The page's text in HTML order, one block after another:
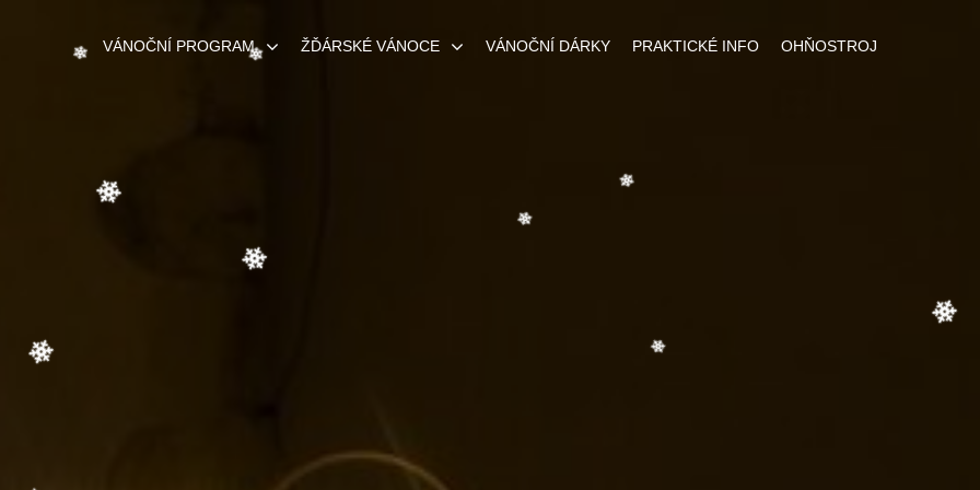
VÁNOČNÍ PROGRAM ŽĎÁRSKÉ VÁNOCE VÁNOČNÍ DÁRKY PRAKTICKÉ INFO OHŇOSTROJ